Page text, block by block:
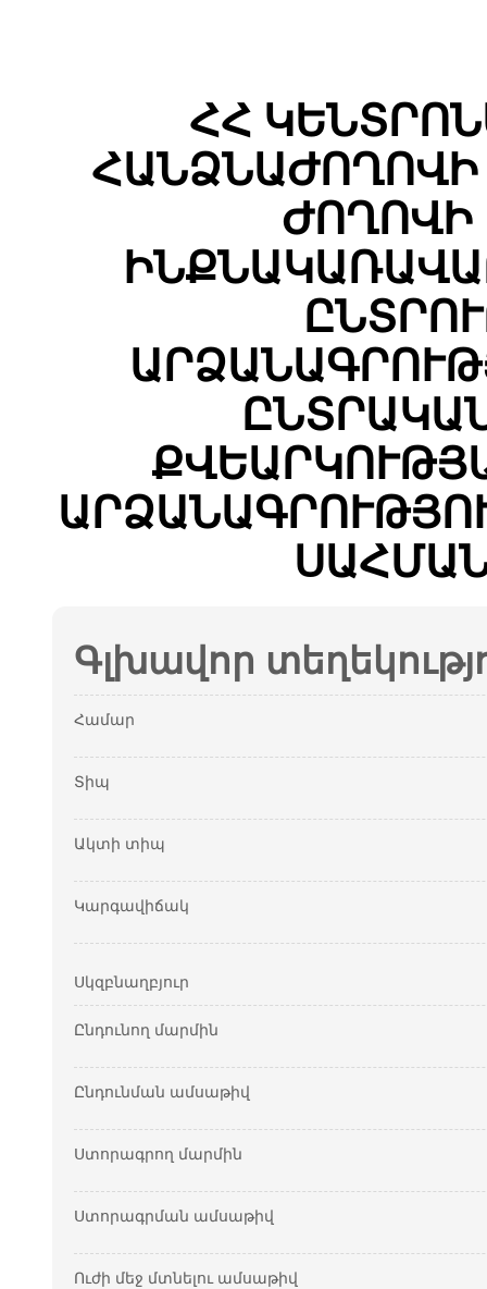
ՀՀ
ԺՈՂՈՎԻ
Գլխավոր
Համար
Տիպ
Ակտի տիպ
Կարգավիճակ
Սկզբնաղբյուր
Ընդունող մարմին
Ընդունման ամսաթիվ
Ստորագրող մարմին
Ստորագրման ամսաթիվ
Ուժի մեջ մտնելու ամսաթիվ